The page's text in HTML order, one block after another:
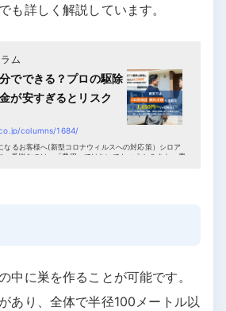
も詳しく解説しています。
ム
でできる？プロの駆除
が安すぎるとリスク
columns/1684/
なるお客様へ(新型コロナウィルスへの対応策）シロア
一番悩むのは、「費用」ではないでしょうか？また、費
中に巣を作ることが可能です。
あり、全体で半径100メートル以